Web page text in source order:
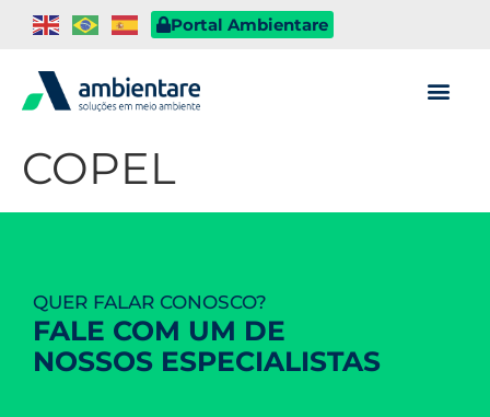
Portal Ambientare
COPEL
QUER FALAR CONOSCO?
FALE COM UM DE
NOSSOS ESPECIALISTAS